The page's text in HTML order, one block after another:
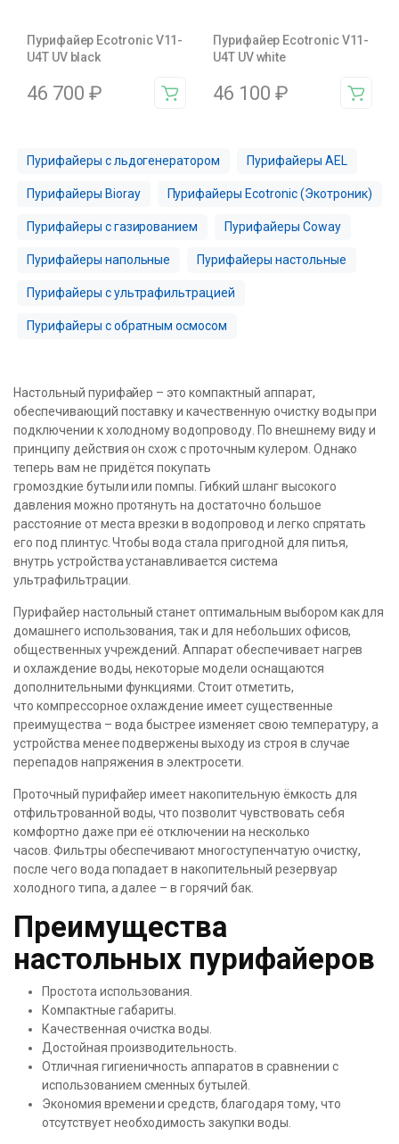
Пурифайер Ecotronic V11-
U4T UV black
46 700 ₽
Пурифайер Ecotronic V11-
U4T UV white
46 100 ₽
Пурифайеры с льдогенератором Пурифайеры AEL
Пурифайеры Bioray Пурифайеры Ecotronic (Экотроник)
Пурифайеры с газированием Пурифайеры Coway
Пурифайеры напольные Пурифайеры настольные
Пурифайеры с ультрафильтрацией
Пурифайеры с обратным осмосом
Настольный пурифайер – это компактный аппарат,
обеспечивающий поставку и качественную очистку воды при
подключении к холодному водопроводу. По внешнему виду и
принципу действия он схож с проточным кулером. Однако
теперь вам не придётся покупать
громоздкие бутыли или помпы. Гибкий шланг высокого
давления можно протянуть на достаточно большое
расстояние от места врезки в водопровод и легко спрятать
его под плинтус. Чтобы вода стала пригодной для питья,
внутрь устройства устанавливается система
ультрафильтрации.
Пурифайер настольный станет оптимальным выбором как для
домашнего использования, так и для небольших офисов,
общественных учреждений. Аппарат обеспечивает нагрев
и охлаждение воды, некоторые модели оснащаются
дополнительными функциями. Стоит отметить,
что компрессорное охлаждение имеет существенные
преимущества – вода быстрее изменяет свою температуру, а
устройства менее подвержены выходу из строя в случае
перепадов напряжения в электросети.
Проточный пурифайер имеет накопительную ёмкость для
отфильтрованной воды, что позволит чувствовать себя
комфортно даже при её отключении на несколько
часов. Фильтры обеспечивают многоступенчатую очистку,
после чего вода попадает в накопительный резервуар
холодного типа, а далее – в горячий бак.
Преимущества
настольных пурифайеров
Простота использования.
Компактные габариты.
Качественная очистка воды.
Достойная производительность.
Отличная гигиеничность аппаратов в сравнении с
использованием сменных бутылей.
Экономия времени и средств, благодаря тому, что
отсутствует необходимость закупки воды.